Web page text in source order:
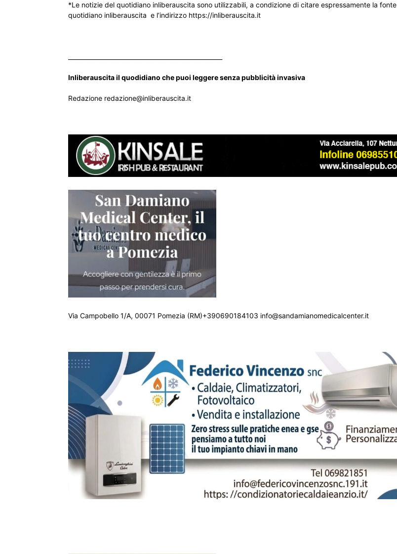
*Le notizie del quotidiano inliberauscita sono utilizzabili, a condizione di citare espressamente la fonte
quotidiano inliberauscita e l’indirizzo https://inliberauscita.it
Inliberauscita il quodidiano che puoi leggere senza pubblicità invasiva
Redazione redazione@inliberauscita.it
Via Campobello 1/A, 00071 Pomezia (RM)+390690184103 info@sandamianomedicalcenter.it